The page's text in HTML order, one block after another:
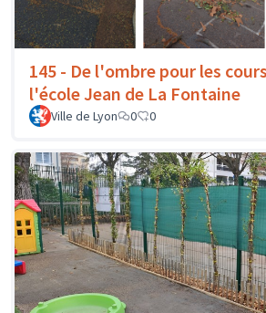
145 - De l'ombre pour les
l'école Jean de La Fontaine
Ville de Lyon 0 0